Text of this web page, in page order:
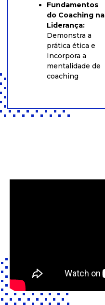
Fundamentos
do Coaching na
Liderança:
Demonstra a
prática ética e
Incorpora a
mentalidade de
coaching